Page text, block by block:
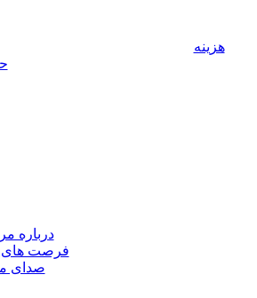
هزینه
درباره
فرصت
صدای